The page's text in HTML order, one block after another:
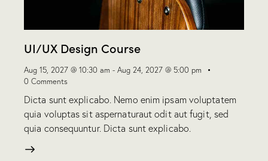
UI/UX Design Course
Aug 15, 2027 @ 10:30 am - Aug 24, 2027 @ 5:00 pm
0 Comments
Dicta sunt explicabo. Nemo enim ipsam voluptatem
quia voluptas sit aspernaturaut odit aut fugit, sed
quia consequuntur. Dicta sunt explicabo.